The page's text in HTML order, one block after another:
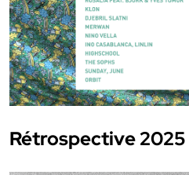
Rétrospective 2025